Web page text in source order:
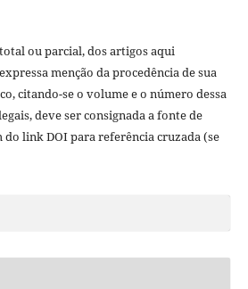
ou parcial, dos artigos aqui
menção da procedência de sua
citando-se o volume e o número dessa
deve ser consignada a fonte de
link DOI para referência cruzada (se